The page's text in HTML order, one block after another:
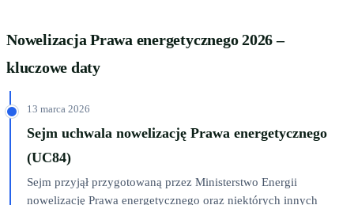
Nowelizacja Prawa energetycznego 2026 –
kluczowe daty
13 marca 2026
Sejm uchwala nowelizację Prawa energetycznego
(UC84)
Sejm przyjął przygotowaną przez Ministerstwo Energii
nowelizację Prawa energetycznego oraz niektórych innych